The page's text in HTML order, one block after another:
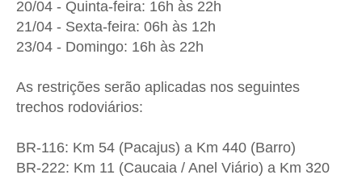
20/04 - Quinta-feira: 16h às 22h
21/04 - Sexta-feira: 06h às 12h
23/04 - Domingo: 16h às 22h
As restrições serão aplicadas nos seguintes
trechos rodoviários:
BR-116: Km 54 (Pacajus) a Km 440 (Barro)
BR-222: Km 11 (Caucaia / Anel Viário) a Km 320